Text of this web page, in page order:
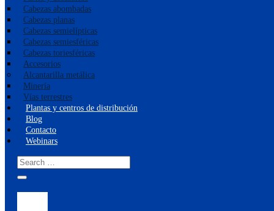
Cabezas abombadas
Cabezas planas
Cabezas semielípticas
Cabezas semiesféricas
Cabezas toriesféricas
Accesorios
Alcantarilla metálica
Minería
Vías terrestres
Plantas y centros de distribución
Blog
Contacto
Webinars